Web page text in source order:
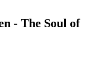
- The Soul of